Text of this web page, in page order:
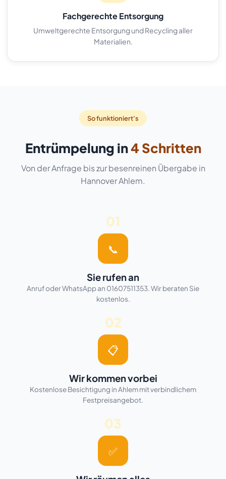
Fachgerechte Entsorgung
Umweltgerechte Entsorgung und Recycling aller
Materialien.
So funktioniert's
Entrümpelung in4 Schritten
Von der Anfrage bis zur besenreinen Übergabe in
Hannover Ahlem.
01
📞
Sie rufen an
Anruf oder WhatsApp an 01607511353. Wir beraten Sie
kostenlos.
02
📋
Wir kommen vorbei
Kostenlose Besichtigung in Ahlem mit verbindlichem
Festpreisangebot.
03
✅